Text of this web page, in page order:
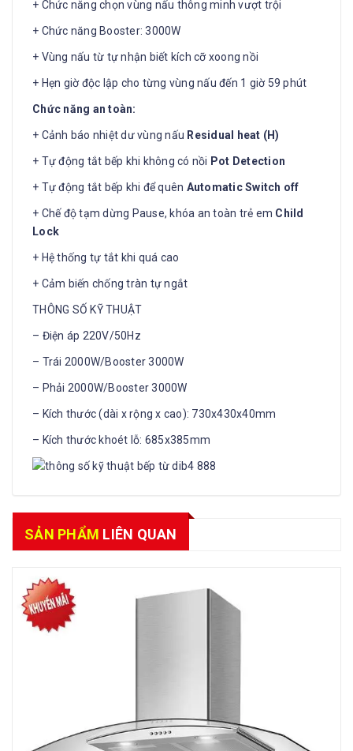
+ Chức năng chọn vùng nấu thông minh vượt trội
+ Chức năng Booster: 3000W
+ Vùng nấu từ tự nhận biết kích cỡ xoong nồi
+ Hẹn giờ độc lập cho từng vùng nấu đến 1 giờ 59 phút
Chức năng an toàn:
+ Cảnh báo nhiệt dư vùng nấu Residual heat (H)
+ Tự động tắt bếp khi không có nồi Pot Detection
+ Tự động tắt bếp khi để quên Automatic Switch off
+ Chế độ tạm dừng Pause, khóa an toàn trẻ em Child
Lock
+ Hệ thống tự tắt khi quá cao
+ Cảm biến chống tràn tự ngắt
THÔNG SỐ KỸ THUẬT
– Điện áp 220V/50Hz
– Trái 2000W/Booster 3000W
– Phải 2000W/Booster 3000W
– Kích thước (dài x rộng x cao): 730x430x40mm
– Kích thước khoét lỗ: 685x385mm
SẢN PHẨM LIÊN QUAN